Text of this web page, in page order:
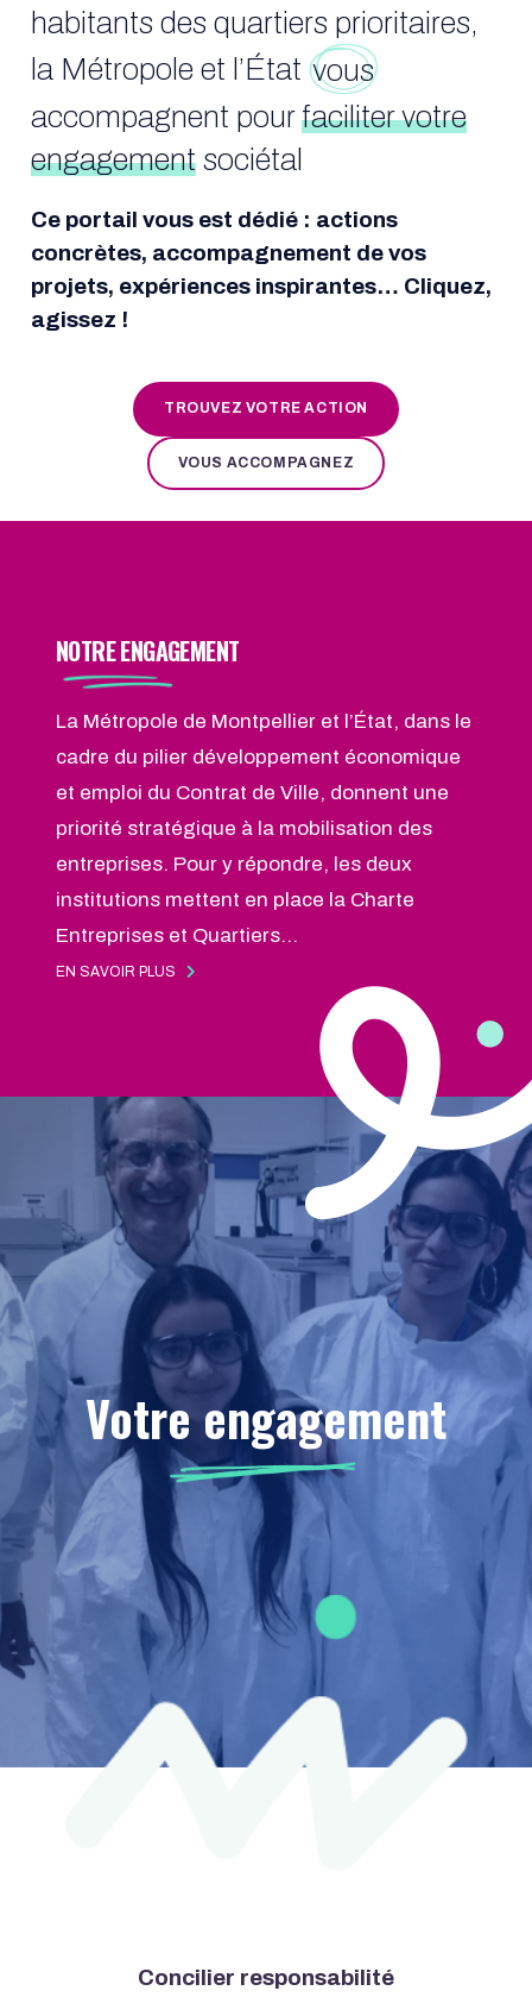
habitants des quartiers prioritaires,
la Métropole et l’État vous
accompagnent pour faciliter votre
engagement sociétal
Ce portail vous est dédié : actions
concrètes, accompagnement de vos
projets, expériences inspirantes… Cliquez,
agissez !
TROUVEZ VOTRE ACTION
VOUS ACCOMPAGNEZ
NOTREENGAGEMENT
La Métropole de Montpellier et l’État, dans le
cadre du pilier développement économique
et emploi du Contrat de Ville, donnent une
priorité stratégique à la mobilisation des
entreprises. Pour y répondre, les deux
institutions mettent en place la Charte
Entreprises et Quartiers...
EN SAVOIR PLUS
Votreengagement
Concilier responsabilité